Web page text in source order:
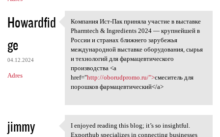
Howardfid
ge
04.12.2024
Adres
Компания Ист-Пак приняла
Компания Ист-Пак приняла участие в выставке
Pharmtech & Ingredients 2024 — крупнейшей в
России и странах ближнего зарубежья
международной выставке оборудования, сырья
и технологий для фармацевтического
производства <a
href="http://oborudpromo.ru/">смеситель для
порошков фармацевтический</a>
jimmy I enjoyed reading this blog;
I enjoyed reading this blog; it’s so insightful.
Exporthub specializes in connecting businesses